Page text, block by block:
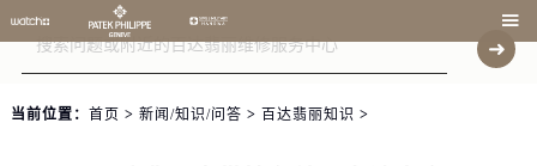

当前位置： 首页 > 新闻/知识/问答 > 百达翡丽知识 >